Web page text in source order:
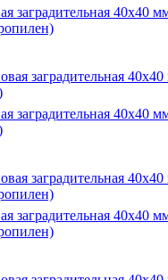
заградительная 40х40
заградительная 40х40
заградительная 40х40